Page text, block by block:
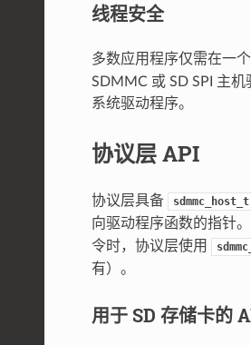
线程安全
多数应用程序仅需在一
SDMMC 或 SD SPI 主
系统驱动程序。
协议层 API
协议层具备 sdmmc_host_t
向驱动程序函数的指针
令时，协议层使用
有）。
用于 SD 存储卡的